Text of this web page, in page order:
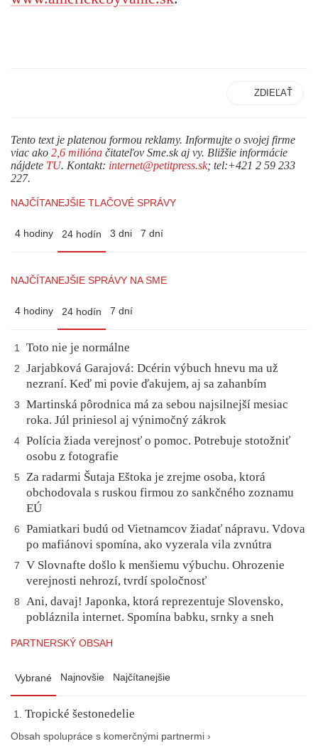
ZDIEĽAŤ
Tento text je platenou formou reklamy. Informujte o svojej firme
viac ako 2,6 milióna čitateľov Sme.sk aj vy. Bližšie informácie
nájdete TU. Kontakt: internet@petitpress.sk; tel:+421 2 59 233
227.
NAJČÍTANEJŠIE TLAČOVÉ SPRÁVY
4 hodiny 24 hodín 3 dni 7 dní
NAJČÍTANEJŠIE SPRÁVY NA SME
4 hodiny 24 hodín 7 dní
1 Toto nie je normálne
2
Jarjabková Garajová: Dcérin výbuch hnevu ma už
nezraní. Keď mi povie ďakujem, aj sa zahanbím
3
Martinská pôrodnica má za sebou najsilnejší mesiac
roka. Júl priniesol aj výnimočný zákrok
4 Polícia žiada verejnosť o pomoc. Potrebuje stotožniť
osobu z fotografie
5
Za radarmi Šutaja Eštoka je zrejme osoba, ktorá
obchodovala s ruskou firmou zo sankčného zoznamu
EÚ
6
Pamiatkari budú od Vietnamcov žiadať nápravu. Vdova
po mafiánovi spomína, ako vyzerala vila zvnútra
7
V Slovnafte došlo k menšiemu výbuchu. Ohrozenie
verejnosti nehrozí, tvrdí spoločnosť
8
Ani, davaj! Japonka, ktorá reprezentuje Slovensko,
pobláznila internet. Spomína babku, srnky a sneh
PARTNERSKÝ OBSAH
Vybrané Najnovšie Najčítanejšie
Tropické šestonedelie
Obsah spolupráce s komerčnými partnermi ›